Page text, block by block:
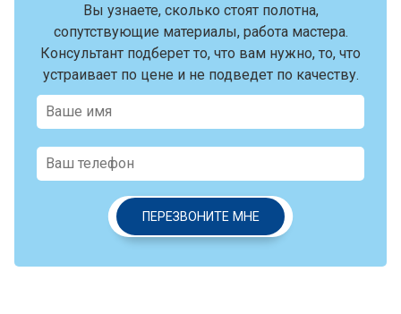
Вы узнаете, сколько стоят полотна,
сопутствующие материалы, работа мастера.
Консультант подберет то, что вам нужно, то, что
устраивает по цене и не подведет по качеству.
ПЕРЕЗВОНИТЕ МНЕ